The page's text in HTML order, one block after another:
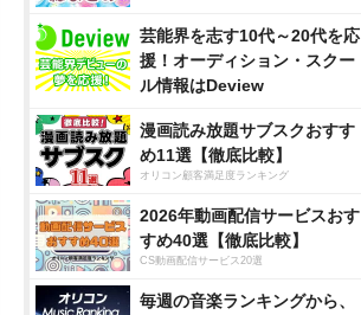
芸能界を志す10代～20代を応
援！オーディション・スクー
ル情報はDeview
漫画読み放題サブスクおすす
め11選【徹底比較】
オリコン顧客満足度ランキング
2026年動画配信サービスおす
すめ40選【徹底比較】
CS動画配信サービス20選
毎週の音楽ランキングから、